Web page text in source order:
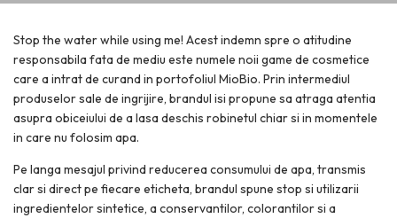
Stop the water while using me! Acest indemn spre o atitudine
responsabila fata de mediu este numele noii game de cosmetice
care a intrat de curand in portofoliul MioBio. Prin intermediul
produselor sale de ingrijire, brandul isi propune sa atraga atentia
asupra obiceiului de a lasa deschis robinetul chiar si in momentele
in care nu folosim apa.
Pe langa mesajul privind reducerea consumului de apa, transmis
clar si direct pe fiecare eticheta, brandul spune stop si utilizarii
ingredientelor sintetice, a conservantilor, colorantilor si a